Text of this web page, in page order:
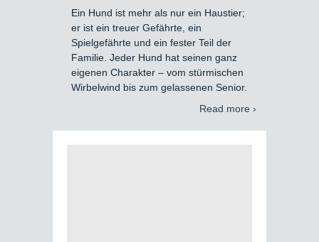
Ein Hund ist mehr als nur ein Haustier;
er ist ein treuer Gefährte, ein
Spielgefährte und ein fester Teil der
Familie. Jeder Hund hat seinen ganz
eigenen Charakter – vom stürmischen
Wirbelwind bis zum gelassenen Senior.
Read more ›